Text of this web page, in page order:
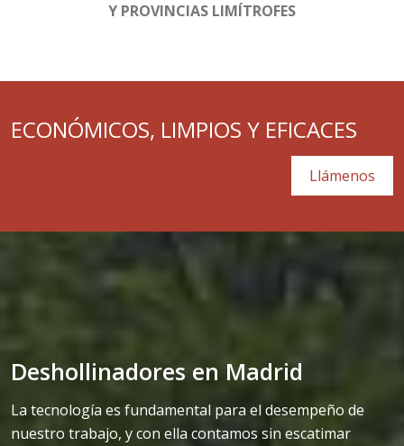
Y PROVINCIAS LIMÍTROFES
ECONÓMICOS, LIMPIOS Y EFICACES
Llámenos
Deshollinadores en Madrid
La tecnología es fundamental para el desempeño de
nuestro trabajo, y con ella contamos sin escatimar